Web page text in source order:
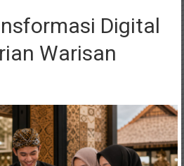
Digital
Warisan